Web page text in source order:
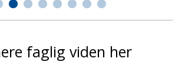
faglig viden her